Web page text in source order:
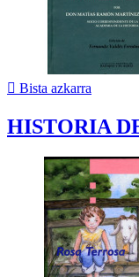
 Bista azkarra
HISTORIA